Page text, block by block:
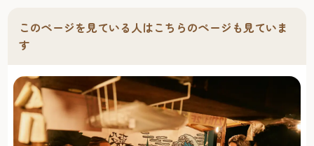
このページを見ている人はこちらのページも見ていま
す